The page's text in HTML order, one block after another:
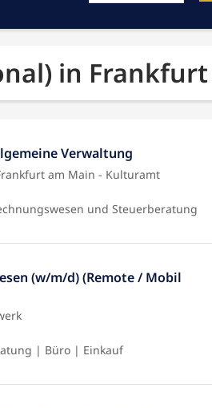
in
Verwaltung
am Main - Kulturamt
und Steuerberatung
(w/m/d) (Remote / Mobil
| Büro | Einkauf